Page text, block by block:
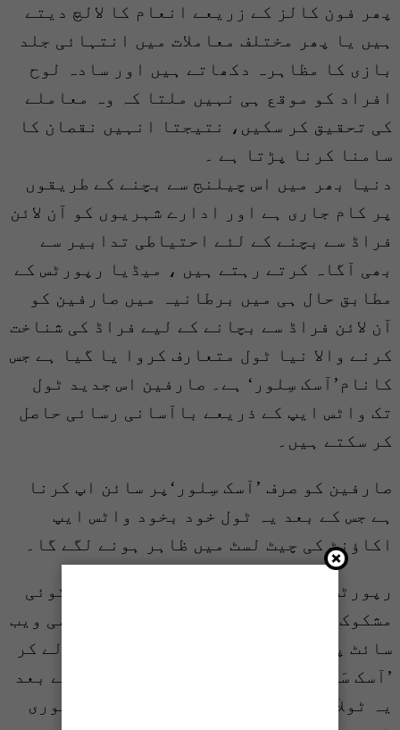
پھر فون کالز کے زریعے انعام کا لالچ دیتے
ہیں یا پھر مختلف معاملات میں انتہائی جلد
بازی کا مظاہرہ دکھاتے ہیں اور سادہ لوح
افراد کو موقع ہی نہیں ملتا کہ وہ معاملے
کی تحقیق کر سکیں، نتیجتا انہیں نقصان کا
سامنا کرنا پڑتا ہے ۔
دنیا بھر میں اس چیلنج سے بچنے کے طریقوں
پر کام جاری ہے اور ادارے شہریوں کو آن لائن
فراڈ سے بچنے کے لئے احتیاطی تدابیر سے
بھی آگاہ کرتے رہتے ہیں ، میڈیا رپورٹس کے
مطابق حال ہی میں برطانیہ میں صارفین کو
آن لائن فراڈ سے بچانے کے لیے فراڈ کی شناخت
کرنے والا نیا ٹول متعارف کروا یا گیا ہے جس
کانام’آسک سِلور‘ ہے۔ صارفین اس جدید ٹول
تک واٹس ایپ کے ذریعے باآسانی رسائی حاصل
کر سکتے ہیں۔
صارفین کو صرف ’آسک سِلور‘پر سائن اپ کرنا
ہے جس کے بعد یہ ٹول خود بخود واٹس ایپ
اکاؤنٹ کی چیٹ لسٹ میں ظاہر ہونے لگے گا۔
رپورٹس کے مطابق جب بھی کسی صارف کو کوئی
مشکوک میسیج یا ای میل موصول ہو یا کسی ویب
سائٹ پر شک ہو تو اسے صرف اسکرین شاٹ لے کر
’آسک سَلور‘ ٹول پر اَپ لوڈ کرنا ہے جس کے بعد
یہ ٹولآرٹیفیشل انٹیلیجنس کے زریعہ فوری